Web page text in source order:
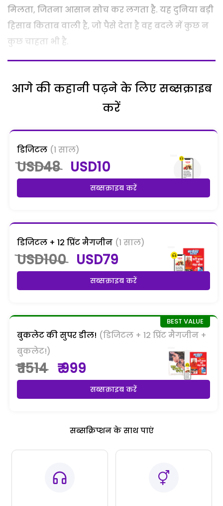
मिलता, जितना आसान सोच कर लगता है. यह दुनिया बड़ी
हिसाब किताब वाली है, जो पैसे देता है वह बदले में कुछ न
कुछ चाहता भी है.
आगे की कहानी पढ़ने के लिए सब्सक्राइब
करें
डिजिटल (1 साल)
USD48 USD10
सब्सक्राइब करें
डिजिटल + 12 प्रिंट मैगजीन (1 साल)
USD100 USD79
सब्सक्राइब करें
बुकलेट की सुपर डील! (डिजिटल + 12 प्रिंट मैगजीन +
बुकलेट!)
₹ 1514 ₹ 999
सब्सक्राइब करें
सब्सक्रिप्शन के साथ पाएं